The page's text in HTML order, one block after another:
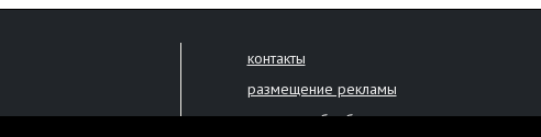
контакты
размещение рекламы
политика обработки персональных данных